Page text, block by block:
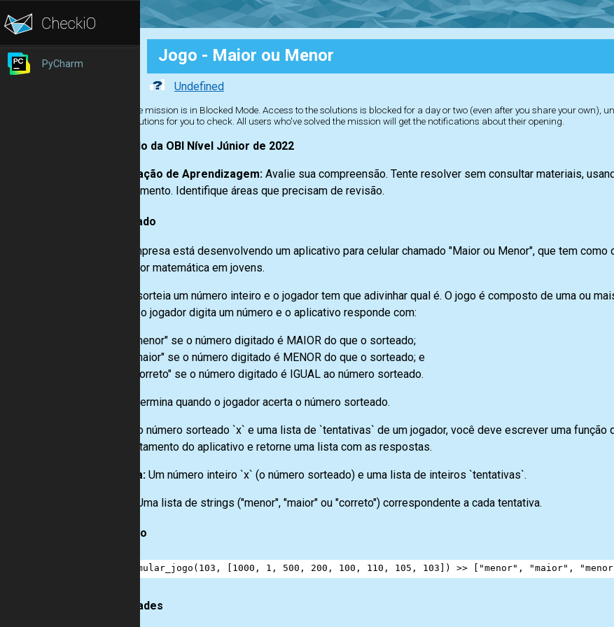
PyCharm Jogo - Maior ou Menor
Undefined
The mission is in Blocked Mode. Access to the solutions is blocked for a day or two (even after you share your own),
solutions for you to check. All users who've solved the mission will get the notifications about their opening.
Retirado da OBI Nível Júnior de 2022
Verificação de Aprendizagem:Avalie sua compreensão. Tente resolver sem consultar materiais,
conhecimento. Identifique áreas que precisam de revisão.
Enunciado
Uma empresa está desenvolvendo um aplicativo para celular chamado "Maior ou Menor", que tem
gosto por matemática em jovens.
O jogo sorteia um número inteiro e o jogador tem que adivinhar qual é. O jogo é composto de uma ou
rodada, o jogador digita um número e o aplicativo responde com:
"menor" se o número digitado é MAIOR do que o sorteado;
"maior" se o número digitado é MENOR do que o sorteado; e
"correto" se o número digitado é IGUAL ao número sorteado.
O jogo termina quando o jogador acerta o número sorteado.
Dados o número sorteado `x` e uma lista de `tentativas` de um jogador, você deve escrever uma função
comportamento do aplicativo e retorne uma lista com as respostas.
Entrada: Um número inteiro `x` (o número sorteado) e uma lista de inteiros `tentativas`.
Uma lista de strings ("menor", "maior" ou "correto") correspondente a cada tentativa.
Exemplo
simular_jogo ( 103 , [ 1000 , 1 , 500 , 200 , 100 , 110 , 105 , 103 ]) >> [ "menor" , "maior" ,
Habilidades